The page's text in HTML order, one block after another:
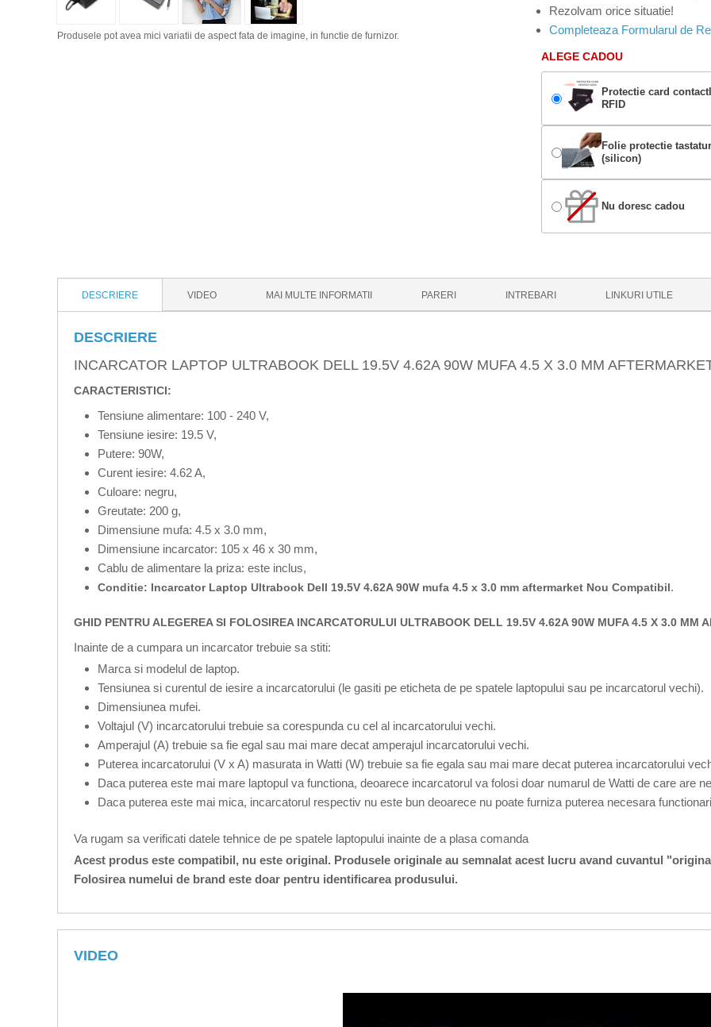
Produsele pot avea mici variatii de aspect fata de imagine, in functie de furnizor.
Rezolvam orice situatie!
Completeaza Formularul de
ALEGE CADOU
Protectie card
RFID
Folie protectie
(silicon)
Nu doresc cadou
DESCRIERE VIDEO MAI MULTE INFORMATII PARERI INTREBARI LINKURI UTILE
DESCRIERE
INCARCATOR LAPTOP ULTRABOOK DELL 19.5V 4.62A 90W MUFA 4.5 X 3.0 MM
CARACTERISTICI:
Tensiune alimentare: 100 - 240 V,
Tensiune iesire: 19.5 V,
Putere: 90W,
Curent iesire: 4.62 A,
Culoare: negru,
Greutate: 200 g,
Dimensiune mufa: 4.5 x 3.0 mm,
Dimensiune incarcator: 105 x 46 x 30 mm,
Cablu de alimentare la priza: este inclus,
Conditie: Incarcator Laptop Ultrabook Dell 19.5V 4.62A 90W mufa 4.5 x 3.0 mm aftermarket Nou Compatibil.
GHID PENTRU ALEGEREA SI FOLOSIREA INCARCATORULUI ULTRABOOK DELL 19.5V 4.62A 90W MUFA 4.5 X 3.0 MM
Inainte de a cumpara un incarcator trebuie sa stiti:
Marca si modelul de laptop.
Tensiunea si curentul de iesire a incarcatorului (le gasiti pe eticheta de pe spatele laptopului sau pe incarcatorul vechi).
Dimensiunea mufei.
Voltajul (V) incarcatorului trebuie sa corespunda cu cel al incarcatorului vechi.
Amperajul (A) trebuie sa fie egal sau mai mare decat amperajul incarcatorului vechi.
Puterea incarcatorului (V x A) masurata in Watti (W) trebuie sa fie egala sau mai mare decat puterea incarcatorului
Daca puterea este mai mare laptopul va functiona, deoarece incarcatorul va folosi doar numarul de Watti de care are
Daca puterea este mai mica, incarcatorul respectiv nu este bun deoarece nu poate furniza puterea necesara
Va rugam sa verificati datele tehnice de pe spatele laptopului inainte de a plasa comanda
Acest produs este compatibil, nu este original. Produsele originale au semnalat acest lucru avand cuvantul
Folosirea numelui de brand este doar pentru identificarea produsului.
VIDEO